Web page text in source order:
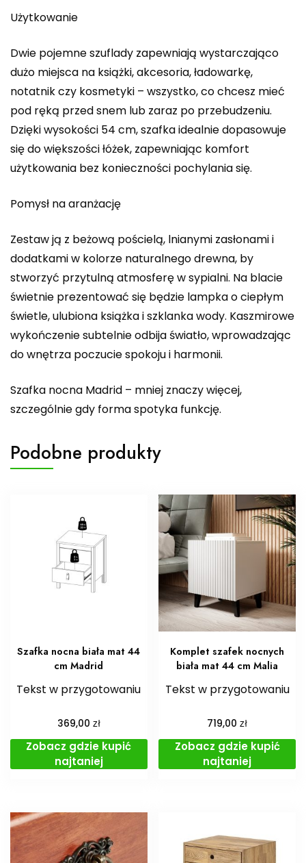
Użytkowanie
Dwie pojemne szuflady zapewniają wystarczająco
dużo miejsca na książki, akcesoria, ładowarkę,
notatnik czy kosmetyki – wszystko, co chcesz mieć
pod ręką przed snem lub zaraz po przebudzeniu.
Dzięki wysokości 54 cm, szafka idealnie dopasowuje
się do większości łóżek, zapewniając komfort
użytkowania bez konieczności pochylania się.
Pomysł na aranżację
Zestaw ją z beżową pościelą, lnianymi zasłonami i
dodatkami w kolorze naturalnego drewna, by
stworzyć przytulną atmosferę w sypialni. Na blacie
świetnie prezentować się będzie lampka o ciepłym
świetle, ulubiona książka i szklanka wody. Kaszmirowe
wykończenie subtelnie odbija światło, wprowadzając
do wnętrza poczucie spokoju i harmonii.
Szafka nocna Madrid – mniej znaczy więcej,
szczególnie gdy forma spotyka funkcję.
Podobne produkty
Szafka nocna biała mat 44
cm Madrid
Tekst w przygotowaniu
369,00 zł
Zobacz gdzie kupić
najtaniej
Komplet szafek nocnych
biała mat 44 cm Malia
Tekst w przygotowaniu
719,00zł
Zobacz gdzie kupić
najtaniej